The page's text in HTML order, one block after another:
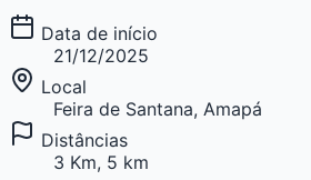
Data de início
21/12/2025
Local
Feira de Santana, Amapá
Distâncias
3 Km, 5 km